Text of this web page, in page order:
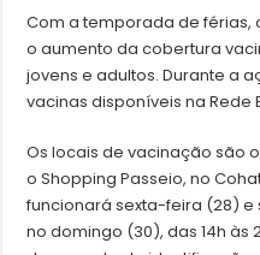
Com a temporada de férias,
o aumento da cobertura
jovens e adultos. Durante a
vacinas disponíveis na Rede
Os locais de vacinação são
o Shopping Passeio, no
funcionará sexta-feira (28) e
no domingo (30), das 14h às